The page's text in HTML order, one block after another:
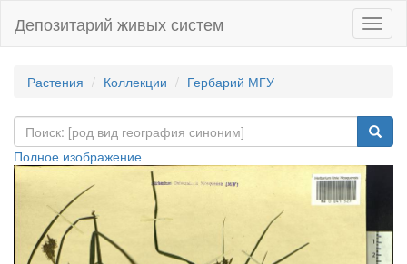
Депозитарий живых систем
Растения Коллекции Гербарий МГУ
Полное изображение